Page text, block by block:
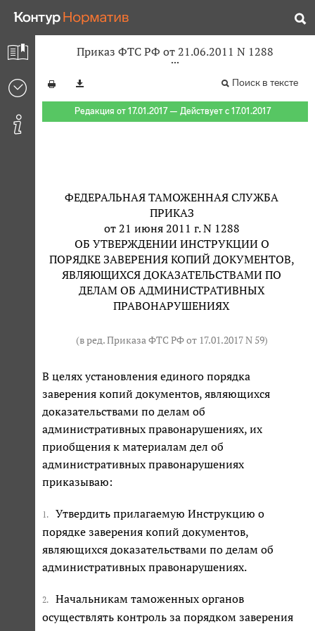
Приказ ФТС РФ от 21.06.2011 N 1288
Поиск в тексте
Редакция от 17.01.2017 — Действует с 17.01.2017
ФЕДЕРАЛЬНАЯ ТАМОЖЕННАЯ СЛУЖБА
ПРИКАЗ
от 21 июня 2011 г. N 1288
ОБ УТВЕРЖДЕНИИ ИНСТРУКЦИИ О
ПОРЯДКЕ ЗАВЕРЕНИЯ КОПИЙ ДОКУМЕНТОВ,
ЯВЛЯЮЩИХСЯ ДОКАЗАТЕЛЬСТВАМИ ПО
ДЕЛАМ ОБ АДМИНИСТРАТИВНЫХ
ПРАВОНАРУШЕНИЯХ
(в ред. Приказа ФТС РФ от 17.01.2017 N 59)
В целях установления единого порядка
заверения копий документов, являющихся
доказательствами по делам об
административных правонарушениях, их
приобщения к материалам дел об
административных правонарушениях
приказываю:
1.
Утвердить прилагаемую Инструкцию о
порядке заверения копий документов,
являющихся доказательствами по делам об
административных правонарушениях.
2.
Начальникам таможенных органов
осуществлять контроль за порядком заверения